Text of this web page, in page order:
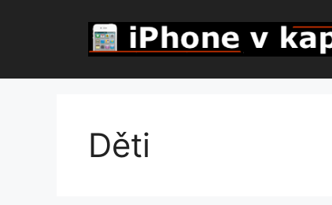
Děti